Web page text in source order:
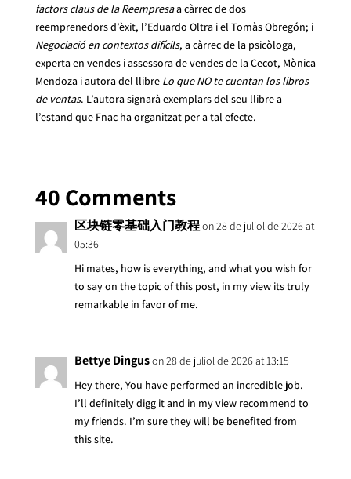
factors claus de la Reempresaa càrrec de dos
reemprenedors d’èxit, l’Eduardo Oltra i el Tomàs Obregón; i
Negociació en contextos difícils, a càrrec de la psicòloga,
experta en vendes i assessora de vendes de la Cecot, Mònica
Mendoza i autora del llibre Lo que NO te cuentan los libros
de ventas. L’autora signarà exemplars del seu llibre a
l’estand que Fnac ha organitzat per a tal efecte.
40 Comments
区块链零基础入门教程on 28 de juliol de 2026 at
05:36
Hi mates, how is everything, and what you wish for
to say on the topic of this post, in my view its truly
remarkable in favor of me.
Bettye Dinguson 28 de juliol de 2026 at 13:15
Hey there, You have performed an incredible job.
I’ll definitely digg it and in my view recommend to
my friends. I’m sure they will be benefited from
this site.